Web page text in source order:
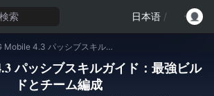
検索 日本语 /
PUBG Mobile 4.3 パッシブスキルガイド：最強ビルドとチーム編成
パッシブスキルガイド：最強ビル
ドとチーム編成